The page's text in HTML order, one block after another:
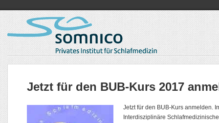
Jetzt für den BUB-Kurs 2017
Jetzt für den BUB-Kurs anmelden.
Interdisziplinäre